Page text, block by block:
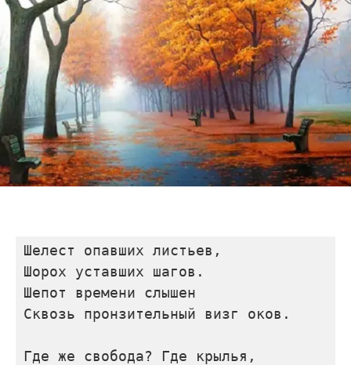
Шелест опавших листьев,
Шорох уставших шагов.
Шепот времени слышен
Сквозь пронзительный визг оков.
Где же свобода? Где крылья,